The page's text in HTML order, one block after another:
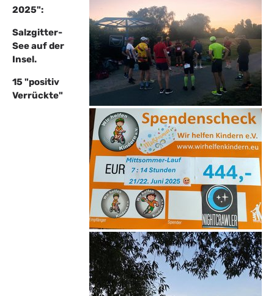
2025":
Salzgitter-
See auf der
Insel.
15 "positiv
Verrückte"